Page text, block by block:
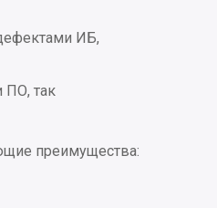
ИБ,
ПО, так
преимущества: